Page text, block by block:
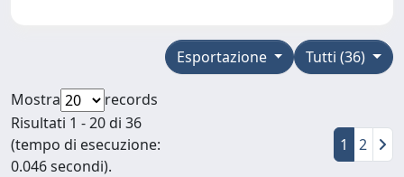
Tutti (36)
Esportazione
Mostra
records
Risultati 1 - 20 di 36
(tempo di esecuzione:
0.046 secondi).
1 2